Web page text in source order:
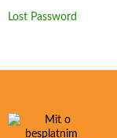
Lost Password